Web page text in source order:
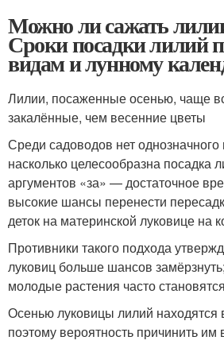
Можно ли сажать
Сроки посадки лилий
видам и лунному
Лилии, посаженные осенью, чаще
закалённые, чем весенние цветы
Среди садоводов нет однозначного
насколько целесообразна посадка
аргументов «за» — достаточное
высокие шансы перенести
деток на материнской луковице на
Противники такого подхода
луковиц больше шансов
молодые растения часто
Осенью луковицы лилий находятся
поэтому вероятность причинить